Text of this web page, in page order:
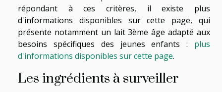
répondant à ces critères, il existe plus
d'informations disponibles sur cette page, qui
présente notamment un lait 3ème âge adapté aux
besoins spécifiques des jeunes enfants : plus
d'informations disponibles sur cette page.
Les ingrédients à surveiller